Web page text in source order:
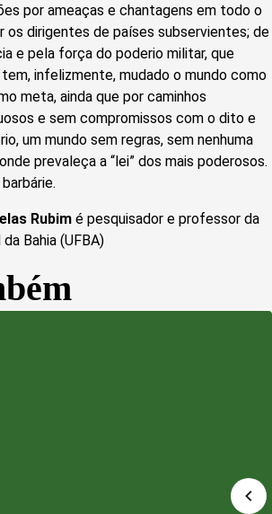
por ameaças e chantagens em todo o
os dirigentes de países subservientes; de
e pela força do poderio militar, que
infelizmente, mudado o mundo como
meta, ainda que por caminhos
e sem compromissos com o dito e
um mundo sem regras, sem nenhuma
prevaleça a “lei” dos mais poderosos.
Rubim é pesquisador e professor da
Bahia (UFBA)